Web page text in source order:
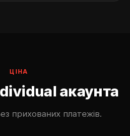
ЦІНА
акаунта
прихованих платежів.